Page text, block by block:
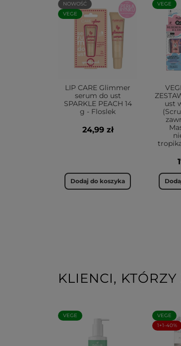
NOWOŚĆ
VEGE
LIP CARE Glimmer
serum do ust
SPARKLE PEACH 14
g - Floslek
24,99 zł
Dodaj do koszyka
VEGE
ust
KLIENCI,
VEGE
VEGE
1+1-40%